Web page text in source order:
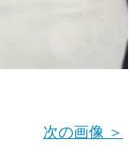
次の画像 ＞